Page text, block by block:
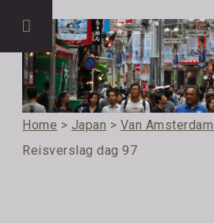
Home > Japan > Van
Reisverslag dag 97